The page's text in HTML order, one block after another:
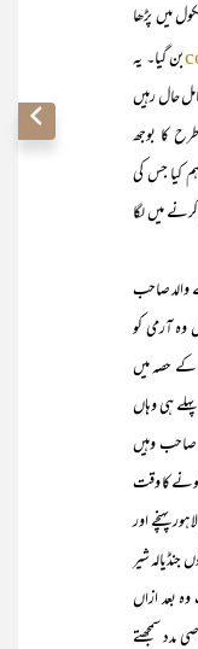
میں پڑھا
بن گیا۔ یہ
حال رہیں
کا بوجھ
کیا جس کی
میں لگا
صاحب
وہ آرمی کو
کے حصہ میں
ہی وہاں
وہیں
کا وقت
پہنچے اور
شیر
بعد ازاں
مدد سمجھتے